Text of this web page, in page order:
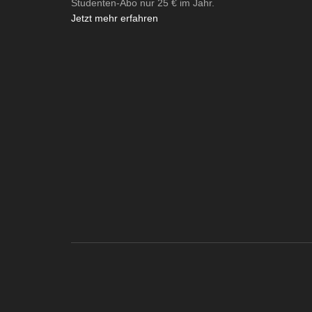
Studenten-Abo nur 25 € im Jahr.
Jetzt mehr erfahren